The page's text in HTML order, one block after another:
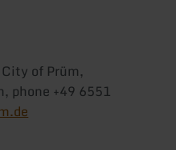
of Prüm,
phone +49 6551